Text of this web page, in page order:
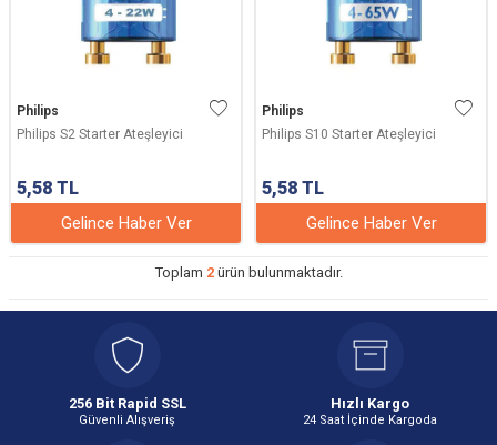
Philips
Philips S2 Starter Ateşleyici
5,58 TL
Gelince Haber Ver
Philips
Philips S10 Starter Ateşleyici
5,58 TL
Gelince Haber Ver
Toplam 2ürün bulunmaktadır.
256 Bit Rapid SSL
Güvenli Alışveriş
Hızlı Kargo
24 Saat İçinde Kargoda